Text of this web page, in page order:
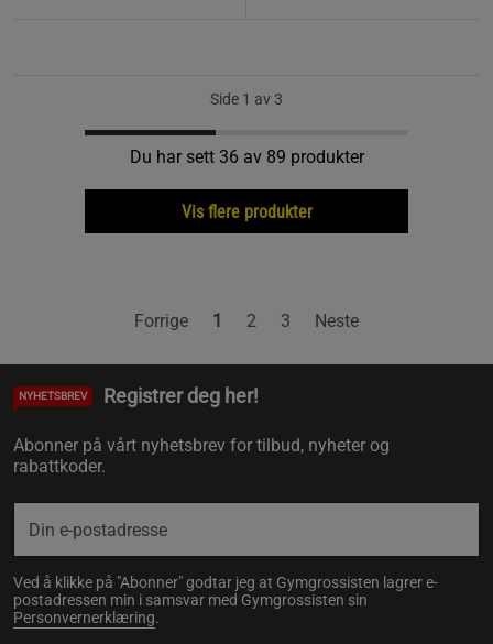
Side 1 av 3
Du har sett 36 av 89 produkter
Vis flere produkter
Forrige 1 2 3 Neste
NYHETSBREV Registrer deg her!
Abonner på vårt nyhetsbrev for tilbud, nyheter og
rabattkoder.
Ved å klikke på "Abonner" godtar jeg at Gymgrossisten lagrer e-
postadressen min i samsvar med Gymgrossisten sin
Personvernerklæring.